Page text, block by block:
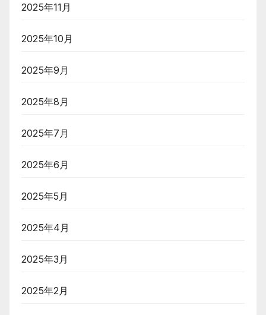
2025年11月
2025年10月
2025年9月
2025年8月
2025年7月
2025年6月
2025年5月
2025年4月
2025年3月
2025年2月